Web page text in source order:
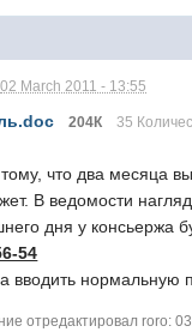
02 March 2011 - 13:55
204К 35
что два месяца
В ведомости
дня у консьержа
54
вводить нормальную
отредактировал roro: